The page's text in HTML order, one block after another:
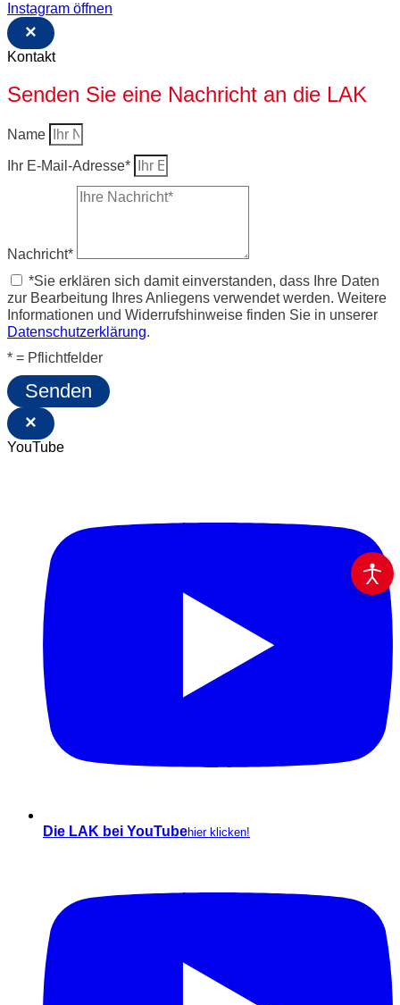
Instagram öffnen
×
Kontakt
Senden Sie eine Nachricht an die LAK
Name
Ihr E-Mail-Adresse*
Nachricht*
*Sie erklären sich damit einverstanden, dass Ihre Daten
zur Bearbeitung Ihres Anliegens verwendet werden. Weitere
Informationen und Widerrufshinweise finden Sie in unserer
Datenschutzerklärung.
* = Pflichtfelder
Senden
×
YouTube
Die LAK bei YouTubehier klicken!